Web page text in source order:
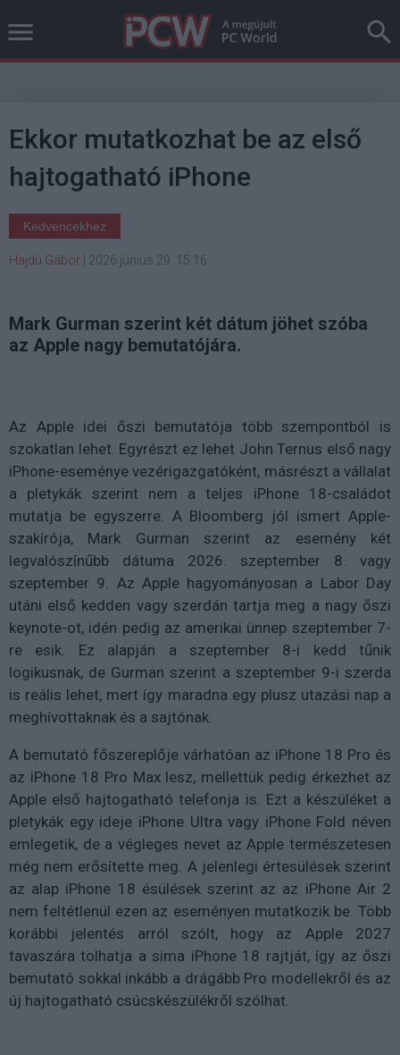
Ekkor mutatkozhat be az első
hajtogatható iPhone
Kedvencekhez
Hajdú Gábor 2026 június 29. 15:16
Mark Gurman szerint két dátum jöhet szóba
az Apple nagy bemutatójára.
Az Apple idei őszi bemutatója több szempontból is
szokatlan lehet. Egyrészt ez lehet John Ternus első nagy
iPhone-eseménye vezérigazgatóként, másrészt a vállalat
a pletykák szerint nem a teljes iPhone 18-családot
mutatja be egyszerre. A Bloomberg jól ismert Apple-
szakírója, Mark Gurman szerint az esemény két
legvalószínűbb dátuma 2026. szeptember 8. vagy
szeptember 9. Az Apple hagyományosan a Labor Day
utáni első kedden vagy szerdán tartja meg a nagy őszi
keynote-ot, idén pedig az amerikai ünnep szeptember 7-
re esik. Ez alapján a szeptember 8-i kedd tűnik
logikusnak, de Gurman szerint a szeptember 9-i szerda
is reális lehet, mert így maradna egy plusz utazási nap a
meghívottaknak és a sajtónak.
A bemutató főszereplője várhatóan az iPhone 18 Pro és
az iPhone 18 Pro Max lesz, mellettük pedig érkezhet az
Apple első hajtogatható telefonja is. Ezt a készüléket a
pletykák egy ideje iPhone Ultra vagy iPhone Fold néven
emlegetik, de a végleges nevet az Apple természetesen
még nem erősítette meg. A jelenlegi értesülések szerint
az alap iPhone 18 ésülések szerint az az iPhone Air 2
nem feltétlenül ezen az eseményen mutatkozik be. Több
korábbi jelentés arról szólt, hogy az Apple 2027
tavaszára tolhatja a sima iPhone 18 rajtját, így az őszi
bemutató sokkal inkább a drágább Pro modellekről és az
új hajtogatható csúcskészülékről szólhat.